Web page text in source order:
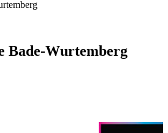
Bade-Wurtemberg